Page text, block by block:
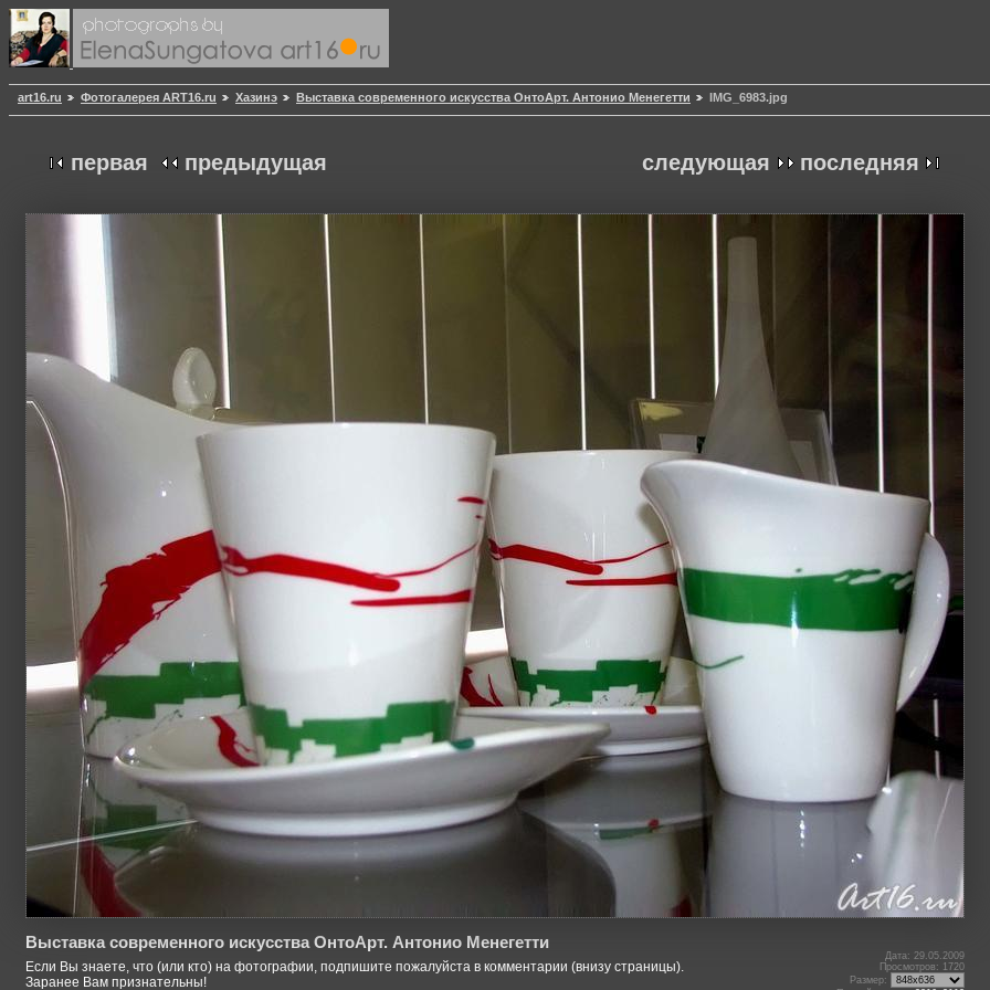
art16.ru Фотогалерея ART16.ru Хазинэ Выставка современного искусства ОнтоАрт. Антонио Менегетти IMG_6983.jpg
следующая последняя
первая предыдущая
Выставка современного искусства ОнтоАрт. Антонио Менегетти
Если Вы знаете, что (или кто) на фотографии, подпишите пожалуйста в комментарии (внизу страницы).
Заранее Вам признательны!
Дата: 29.05.2009
Просмотров: 1720
Размер: